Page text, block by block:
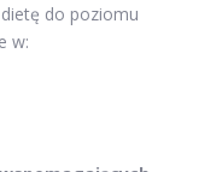
do poziomu
w: